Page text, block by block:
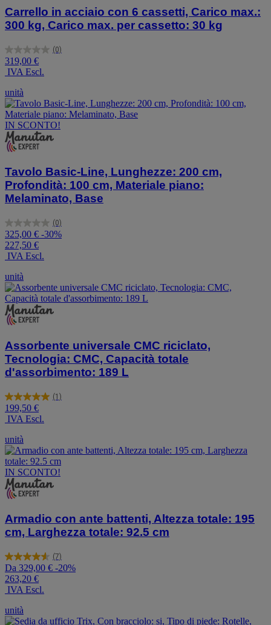
Carrello in acciaio con 6 cassetti, Carico max.:
300 kg, Carico max. per cassetto: 30 kg
(0)
0.0
su
5
stelle.
319,00 €
IVA Escl.
unità
IN SCONTO!
Tavolo Basic-Line, Lunghezze: 200 cm,
Profondità: 100 cm, Materiale piano:
Melaminato, Base
(0)
0.0
su
5
stelle.
325,00 € -30%
227,50 €
IVA Escl.
unità
Assorbente universale CMC riciclato,
Tecnologia: CMC, Capacità totale
d'assorbimento: 189 L
(1)
5.0
su
5
stelle.
1
recensione
199,50 €
IVA Escl.
unità
IN SCONTO!
Armadio con ante battenti, Altezza totale: 195
cm, Larghezza totale: 92.5 cm
(7)
4.6
su
5
stelle.
recensioni
Da 329,00 € -20%
263,20 €
IVA Escl.
unità